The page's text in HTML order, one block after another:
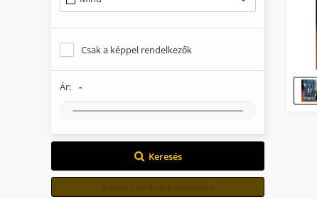
Csak a képpel rendelkezők
Ár: -
Keresés